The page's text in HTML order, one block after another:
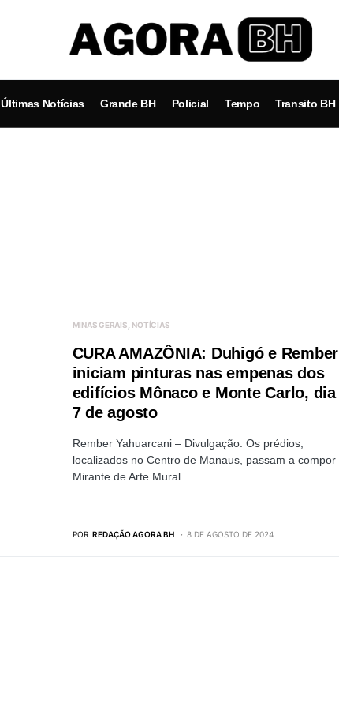
Últimas Notícias Grande BH Policial Tempo Transito BH
MINAS GERAIS NOTÍCIAS
CURA AMAZÔNIA: Duhigó e Rember
iniciam pinturas nas empenas dos
edifícios Mônaco e Monte Carlo, dia
7 de agosto
Rember Yahuarcani – Divulgação. Os prédios,
localizados no Centro de Manaus, passam a compor
Mirante de Arte Mural…
POR REDAÇÃO AGORA BH 8 DE AGOSTO DE 2024